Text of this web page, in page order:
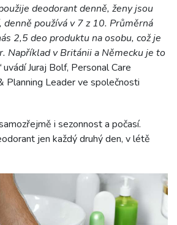
deodorant denně, ženy jsou
používá v 7 z 10. Průměrná
2,5 deo produktu na osobu, což je
Například v Británii a Německu je to
uvádí Juraj Bolf, Personal Care
Planning Leader ve společnosti
i sezonnost a počasí.
jen každý druhý den, v létě